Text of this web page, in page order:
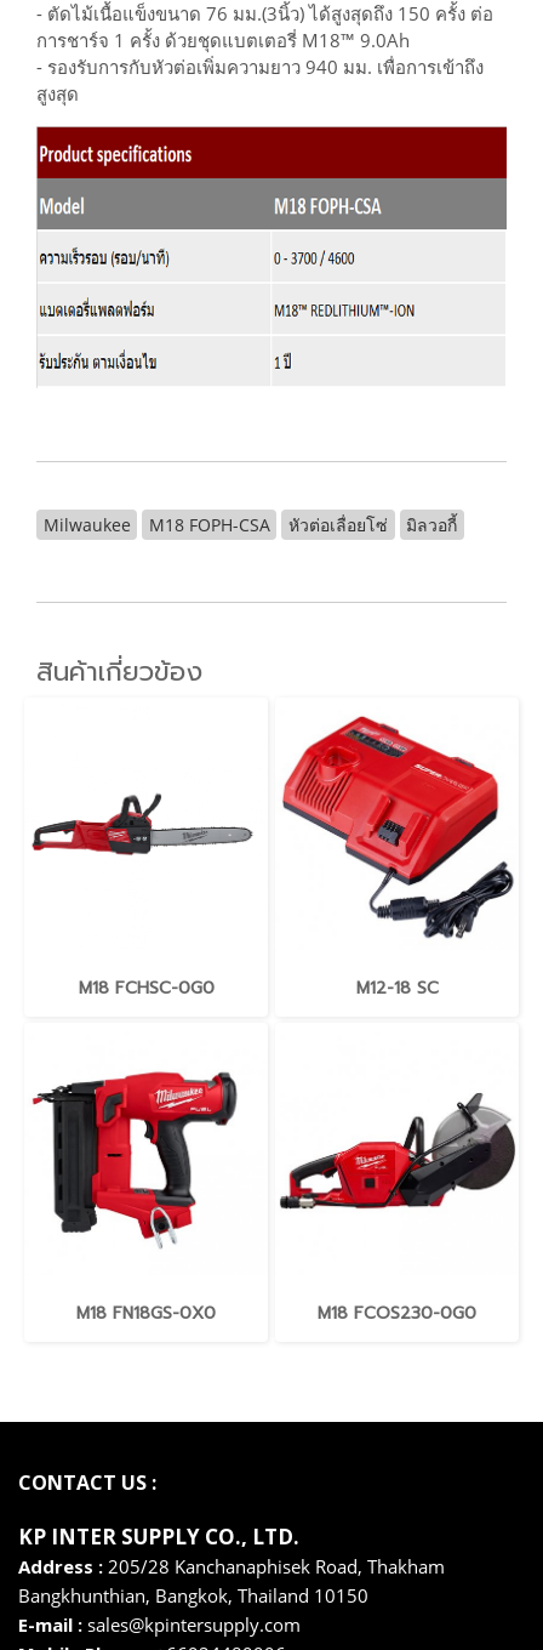
- ตัดไม้เนื้อแข็งขนาด 76 มม.(3นิ้ว) ได้สูงสุดถึง 150 ครั้ง ต่อ
การชาร์จ 1 ครั้ง ด้วยชุดแบตเตอรี่ M18™ 9.0Ah
- รองรับการกับหัวต่อเพิ่มความยาว 940 มม. เพื่อการเข้าถึง
สูงสุด
Milwaukee M18 FOPH-CSA หัวต่อเลื่อยโซ่ มิลวอกี้
สินค้าเกี่ยวข้อง
M18 FCHSC-0G0 M12-18 SC
M18 FN18GS-0X0 M18 FCOS230-0G0
CONTACT US :
KP INTER SUPPLY CO., LTD.
Address : 205/28 Kanchanaphisek Road, Thakham
Bangkhunthian, Bangkok, Thailand 10150
E-mail : sales@kpintersupply.com